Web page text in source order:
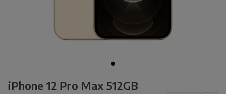
iPhone 12 Pro Max 512GB